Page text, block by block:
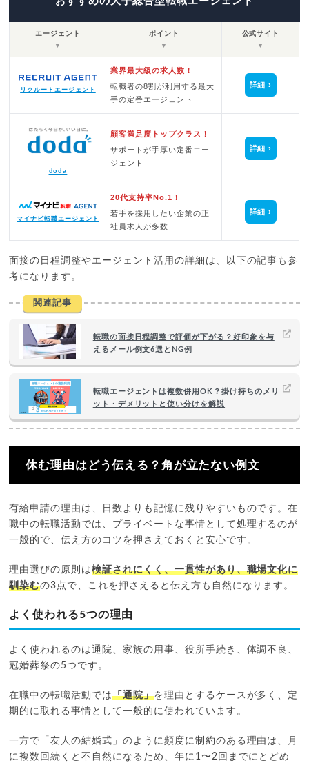
エージェント
▼
ポイント
▼
公式サイト
▼
リクルートエージェント
業界最大級の求人数！
転職者の8割が利用する最大
手の定番エージェント
詳細
doda
顧客満足度トップクラス！
サポートが手厚い定番エー
ジェント
詳細
マイナビ転職エージェント
20代支持率No.1！
若手を採用したい企業の正
社員求人が多数
詳細
面接の日程調整やエージェント活用の詳細は、以下の記事も参
考になります。
関連記事
転職の面接日程調整で評価が下がる？好印象を与
えるメール例文6選とNG例
転職エージェントは複数併用OK？掛け持ちのメリ
ット・デメリットと使い分けを解説
休む理由はどう伝える？角が立たない例文
有給申請の理由は、日数よりも記憶に残りやすいものです。在
職中の転職活動では、プライベートな事情として処理するのが
一般的で、伝え方のコツを押さえておくと安心です。
理由選びの原則は検証されにくく、一貫性があり、職場文化に
馴染むの3点で、これを押さえると伝え方も自然になります。
よく使われる5つの理由
よく使われるのは通院、家族の用事、役所手続き、体調不良、
冠婚葬祭の5つです。
在職中の転職活動では「通院」を理由とするケースが多く、定
期的に取れる事情として一般的に使われています。
一方で「友人の結婚式」のように頻度に制約のある理由は、月
に複数回続くと不自然になるため、年に1〜2回までにとどめ